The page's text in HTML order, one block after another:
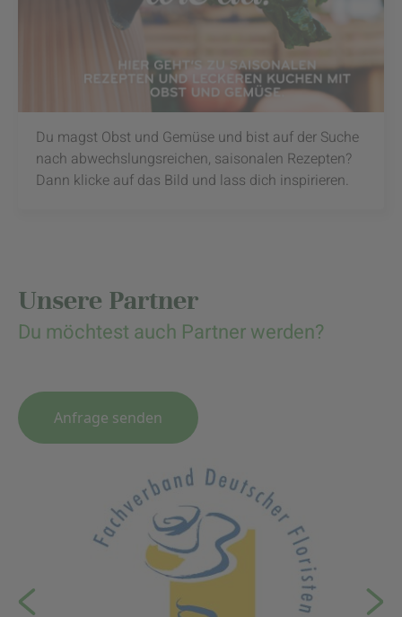
Du magst Obst und Gemüse und bist auf der Suche
nach abwechslungsreichen, saisonalen Rezepten?
Dann klicke auf das Bild und lass dich inspirieren.
Unsere Partner
Du möchtest auch Partner werden?
Anfrage senden